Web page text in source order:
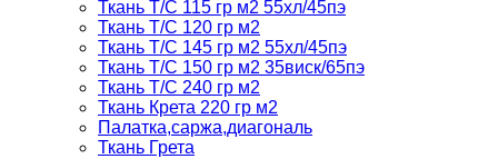
Ткань Т/C 115 гр м2 55хл/45пэ
Ткань Т/C 120 гр м2
Ткань Т/C 145 гр м2 55хл/45пэ
Ткань Т/C 150 гр м2 35виск/65пэ
Ткань Т/C 240 гр м2
Ткань Крета 220 гр м2
Палатка,саржа,диагональ
Ткань Грета